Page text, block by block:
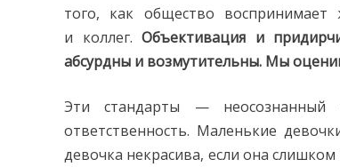
того, как общество
и коллег.Объективация и
абсурдны и возмутительны. Мы
Эти стандарты —
ответственность. Маленькие
девочка некрасива, если она